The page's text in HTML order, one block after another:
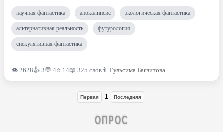
научная фантастика апокалипсис экологическая фантастика
альтернативная реальность футурология
спекулятивная фантастика
👁 2628👍 3💬 4⭐ 14📖 325 слов 👨 Гульсима Баязитова
Первая 1 Последняя
ОПРОС